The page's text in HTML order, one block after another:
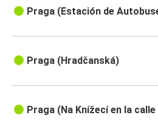
Praga (Estación de
Praga (Hradčanská)
Praga (Na Knížecí en la